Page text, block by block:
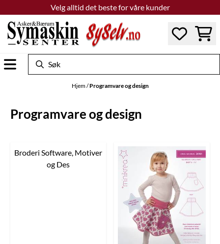
Hopp til innholdVelg alltid det beste for våre kunder
Hjem/Programvare og design
Programvare og design
Broderi Software, Motiver
og Des